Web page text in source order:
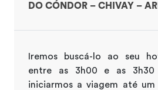
DO CÓNDOR – CHIVAY –
Iremos buscá-lo ao seu
entre as 3h00 e as 3h30
iniciarmos a viagem até um